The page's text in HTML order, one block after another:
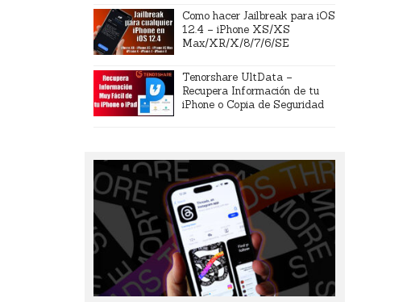
Como hacer Jailbreak para iOS
12.4 – iPhone XS/XS
Max/XR/X/8/7/6/SE
Tenorshare UltData –
Recupera Información de tu
iPhone o Copia de Seguridad